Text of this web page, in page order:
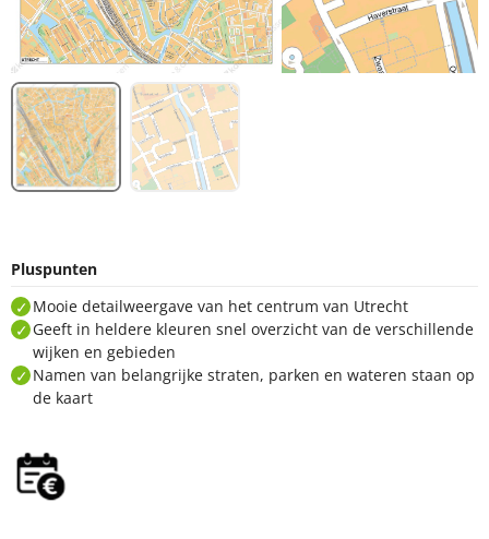
Pluspunten
Mooie detailweergave van het centrum van Utrecht
Geeft in heldere kleuren snel overzicht van de verschillende
wijken en gebieden
Namen van belangrijke straten, parken en wateren staan op
de kaart